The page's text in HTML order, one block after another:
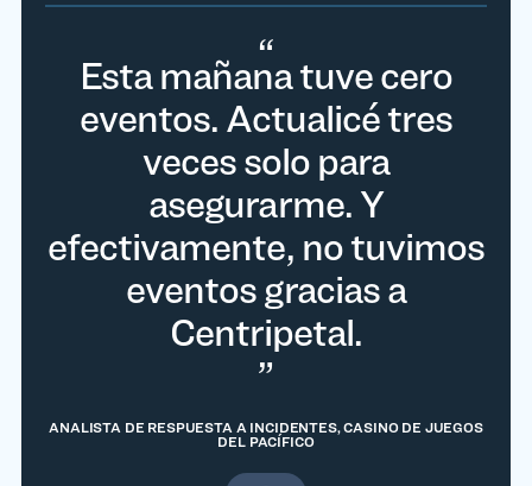
"Solo mirando los reportes
del último mes, estamos
protegiendo cerca de cinco
millones de eventos al día
en nuestra red, son más de
150 millones al mes, lo cual
es bastante notable."
RYAN ORESTE, DIRECTOR DE OPERACIONES DE TI, BOSTON
RED SOX
Esta mañana tuve cero
eventos. Actualicé tres
veces solo para
asegurarme. Y
efectivamente, no tuvimos
eventos gracias a
Centripetal.
ANALISTA DE RESPUESTA A INCIDENTES, CASINO DE JUEGOS
DEL PACÍFICO
"Hemos pasado de 3
millones de bloqueos por
hora, a 20.000 por hora, a
6.000 por hora. Lo que
ahora registramos en el
SIEM por bloqueos de
afuera hacia adentro
durante tres semanas es lo
que solíamos registrar en
el SIEM en una sola hora."